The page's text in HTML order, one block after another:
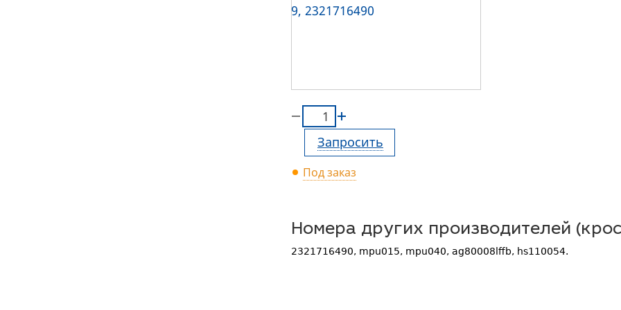
Запросить
Под заказ
Номера других производителей
2321716490, mpu015, mpu040, ag80008lffb, hs110054.